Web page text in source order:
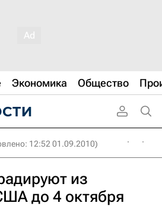
Экономика Общество
12:52 01.09.2010)
из
до 4 октября